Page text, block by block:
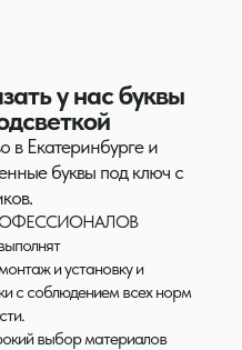
у нас буквы
в Екатеринбурге и
буквы под ключ с
и установку и
с соблюдением всех норм
выбор материалов